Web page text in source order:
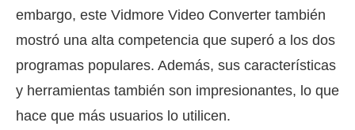
embargo, este Vidmore Video Converter también
mostró una alta competencia que superó a los dos
programas populares. Además, sus características
y herramientas también son impresionantes, lo que
hace que más usuarios lo utilicen.